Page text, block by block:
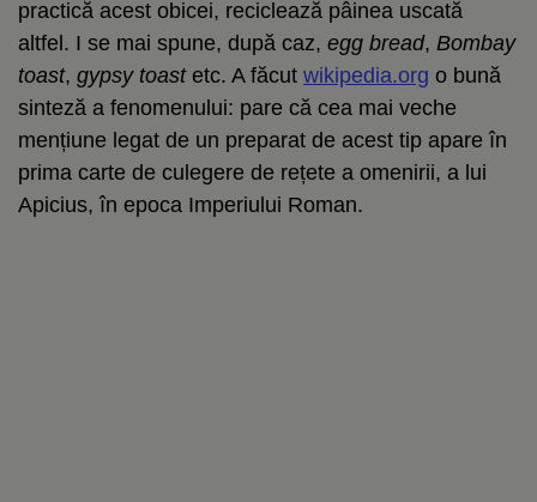
practică acest obicei, reciclează pâinea uscată
altfel. I se mai spune, după caz, egg bread, Bombay
toast, gypsy toastetc. A făcut wikipedia.org o bună
sinteză a fenomenului: pare că cea mai veche
mențiune legat de un preparat de acest tip apare în
prima carte de culegere de rețete a omenirii, a lui
Apicius, în epoca Imperiului Roman.